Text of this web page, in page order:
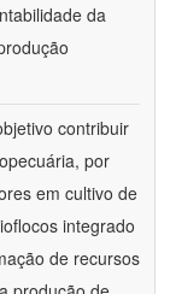
da
contribuir
por
em cultivo de
integrado
de recursos